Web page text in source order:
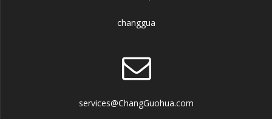
changgua
services@ChangGuohua.com